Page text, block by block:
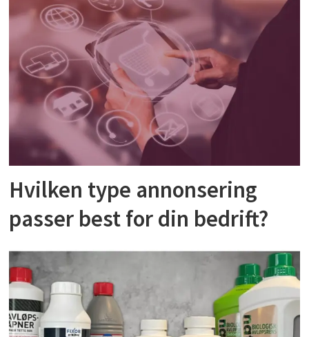
Hvilken type annonsering
passer best for din bedrift?